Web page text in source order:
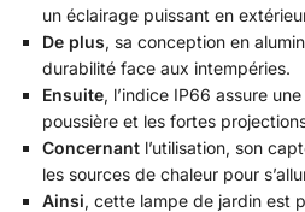
un éclairage puissant en
De plus, sa conception en
durabilité face aux intempéries.
Ensuite, l’indice IP66 assure
poussière et les fortes
Concernant l’utilisation, son
les sources de chaleur pour
Ainsi, cette lampe de jardin est